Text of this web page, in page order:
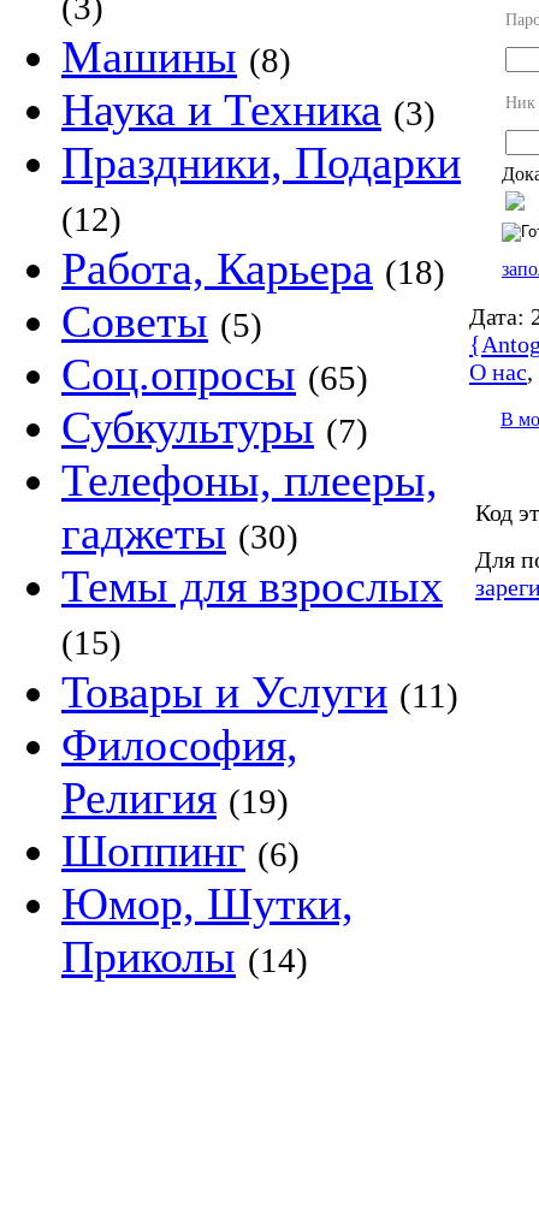
Машины (8)
Наука и Техника (3)
Праздники, Подарки
(12)
Работа, Карьера (18)
Советы (5)
Соц.опросы (65)
Субкультуры (7)
Телефоны, плееры,
гаджеты (30)
Темы для взрослых
(15)
Товары и Услуги (11)
Философия,
Религия (19)
Шоппинг (6)
Юмор, Шутки,
Приколы (14)
Ник
Дата:
О нас
В
Код
Для